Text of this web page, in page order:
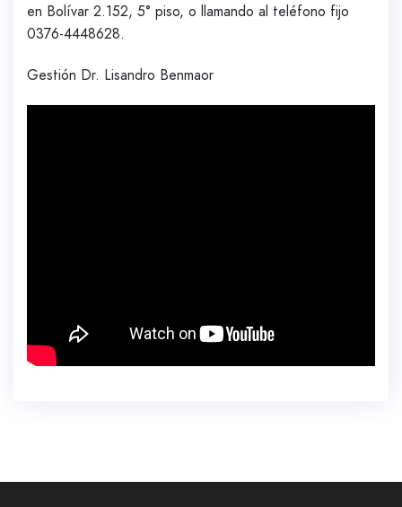
en Bolívar 2.152, 5° piso, o llamando al teléfono fijo
0376-4448628.
Gestión Dr. Lisandro Benmaor